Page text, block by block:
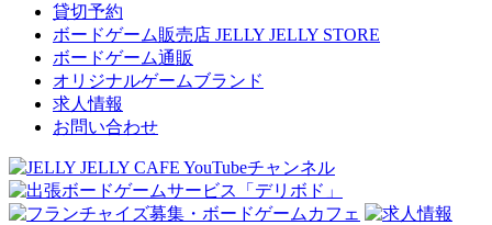
貸切予約
ボードゲーム販売店 JELLY JELLY STORE
ボードゲーム通販
オリジナルゲームブランド
求人情報
お問い合わせ